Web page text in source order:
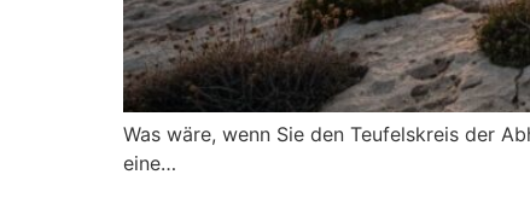
Was wäre, wenn Sie den Teufelskreis der
eine…